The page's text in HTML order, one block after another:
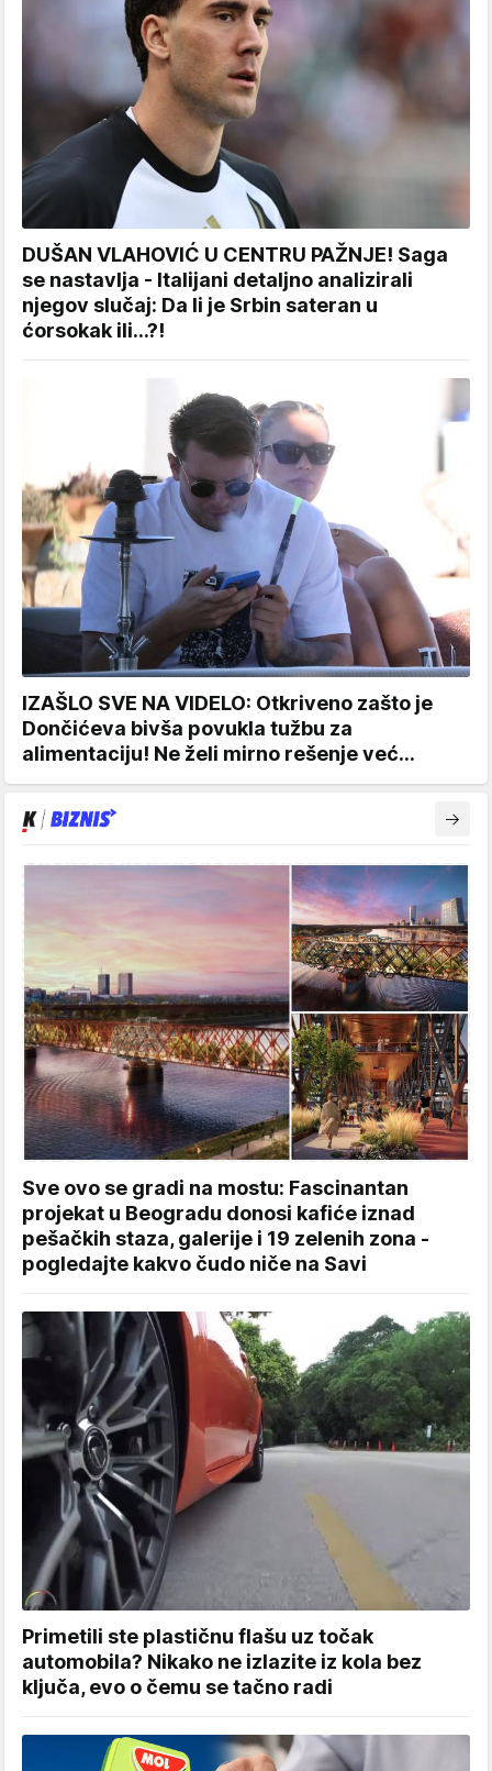
DUŠAN VLAHOVIĆ U CENTRU PAŽNJE! Saga
se nastavlja - Italijani detaljno analizirali
njegov slučaj: Da li je Srbin sateran u
ćorsokak ili...?!
IZAŠLO SVE NA VIDELO: Otkriveno zašto je
Dončićeva bivša povukla tužbu za
alimentaciju! Ne želi mirno rešenje već...
Sve ovo se gradi na mostu: Fascinantan
projekat u Beogradu donosi kafiće iznad
pešačkih staza, galerije i 19 zelenih zona -
pogledajte kakvo čudo niče na Savi
Primetili ste plastičnu flašu uz točak
automobila? Nikako ne izlazite iz kola bez
ključa, evo o čemu se tačno radi